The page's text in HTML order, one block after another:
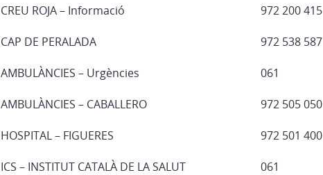
CREU ROJA – Informació
CAP DE PERALADA
AMBULÀNCIES – Urgències
AMBULÀNCIES – CABALLERO
HOSPITAL – FIGUERES
ICS – INSTITUT CATALÀ DE LA SALUT
972 200 415
972 538 587
061
972 505 050
972 501 400
061